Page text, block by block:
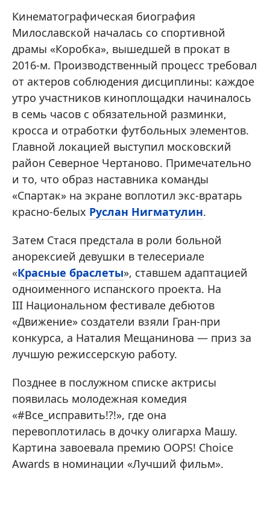
Кинематографическая биография
Милославской началась со спортивной
драмы «Коробка», вышедшей в прокат в
2016-м. Производственный процесс требовал
от актеров соблюдения дисциплины: каждое
утро участников киноплощадки начиналось
в семь часов с обязательной разминки,
кросса и отработки футбольных элементов.
Главной локацией выступил московский
район Северное Чертаново. Примечательно
и то, что образ наставника команды
«Спартак» на экране воплотил экс-вратарь
красно-белых Руслан Нигматулин.
Затем Стася предстала в роли больной
анорексией девушки в телесериале
«Красные браслеты», ставшем адаптацией
одноименного испанского проекта. На
III Национальном фестивале дебютов
«Движение» создатели взяли Гран-при
конкурса, а Наталия Мещанинова — приз за
лучшую режиссерскую работу.
Позднее в послужном списке актрисы
появилась молодежная комедия
«#Все_исправить!?!», где она
перевоплотилась в дочку олигарха Машу.
Картина завоевала премию OOPS! Choice
Awards в номинации «Лучший фильм».